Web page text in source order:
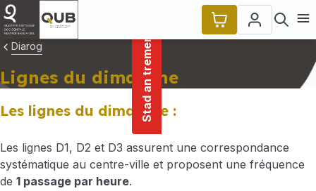
content
Stad an tremenerezh
Diarog
Lignes du dimanche
Les lignes du dimanche :
Les lignes D1, D2 et D3 assurent une correspondance
systématique au centre-ville et proposent une fréquence
de 1 passage par heure.
Cookies management panel